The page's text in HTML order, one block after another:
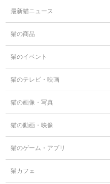
最新猫ニュース
猫の商品
猫のイベント
猫のテレビ・映画
猫の画像・写真
猫の動画・映像
猫のゲーム・アプリ
猫カフェ